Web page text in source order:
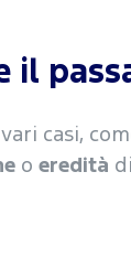
il
casi,
o eredità